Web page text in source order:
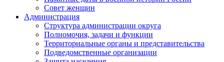
Совет женщин
Администрация
Структура администрации округа
Полномочия, задачи и функции
Территориальные органы и представительства
Подведомственные организации